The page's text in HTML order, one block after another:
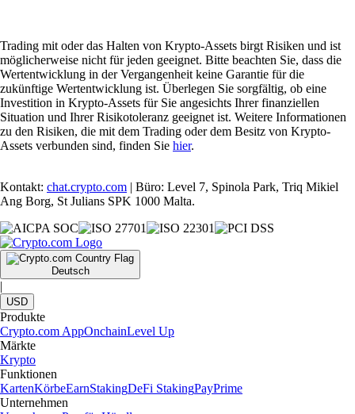
Trading mit oder das Halten von Krypto-Assets birgt Risiken und ist
möglicherweise nicht für jeden geeignet. Bitte beachten Sie, dass die
Wertentwicklung in der Vergangenheit keine Garantie für die
zukünftige Wertentwicklung ist. Überlegen Sie sorgfältig, ob eine
Investition in Krypto-Assets für Sie angesichts Ihrer finanziellen
Situation und Ihrer Risikotoleranz geeignet ist. Weitere Informationen
zu den Risiken, die mit dem Trading oder dem Besitz von Krypto-
Assets verbunden sind, finden Sie hier.
Kontakt: chat.crypto.com | Büro: Level 7, Spinola Park, Triq Mikiel
Ang Borg, St Julians SPK 1000 Malta.
Deutsch
|
USD
Produkte
Crypto.com AppOnchainLevel Up
Märkte
Krypto
Funktionen
KartenKörbeEarnStakingDeFi StakingPayPrime
Unternehmen